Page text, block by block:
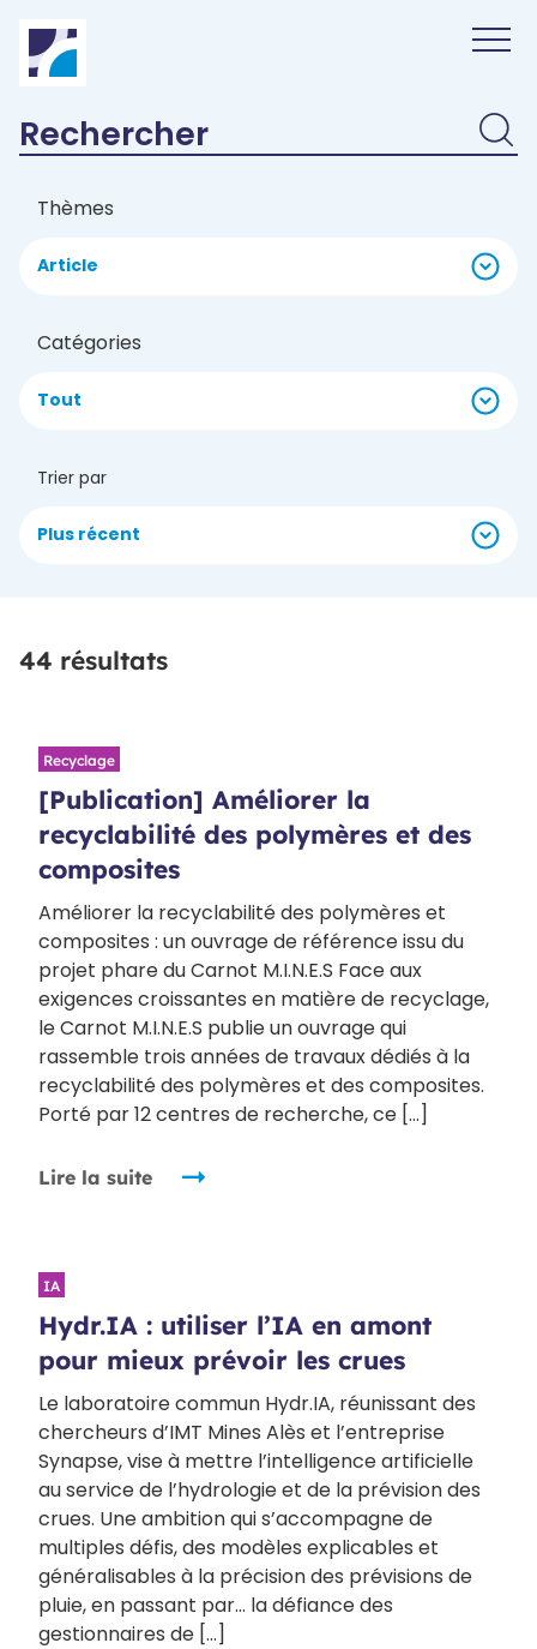
Thèmes
Article
Catégories
Tout
Trier par
Plus récent
44 résultats
Recyclage
[Publication] Améliorer la
recyclabilité des polymères et des
composites
Améliorer la recyclabilité des polymères et
composites : un ouvrage de référence issu du
projet phare du Carnot M.I.N.E.S Face aux
exigences croissantes en matière de recyclage,
le Carnot M.I.N.E.S publie un ouvrage qui
rassemble trois années de travaux dédiés à la
recyclabilité des polymères et des composites.
Porté par 12 centres de recherche, ce […]
Lire la suite
IA
Hydr.IA : utiliser l’IA en amont
pour mieux prévoir les crues
Le laboratoire commun Hydr.IA, réunissant des
chercheurs d’IMT Mines Alès et l’entreprise
Synapse, vise à mettre l’intelligence artificielle
au service de l’hydrologie et de la prévision des
crues. Une ambition qui s’accompagne de
multiples défis, des modèles explicables et
généralisables à la précision des prévisions de
pluie, en passant par… la défiance des
gestionnaires de […]